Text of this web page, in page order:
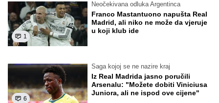
1
Neočekivana odluka Argentinca
Franco Mastantuono napušta Real
Madrid, ali niko ne može da vjeruje
u koji klub ide
6
Saga kojoj se ne nazire kraj
Iz Real Madrida jasno poručili
Arsenalu: "Možete dobiti Viniciusa
Juniora, ali ne ispod ove cijene"